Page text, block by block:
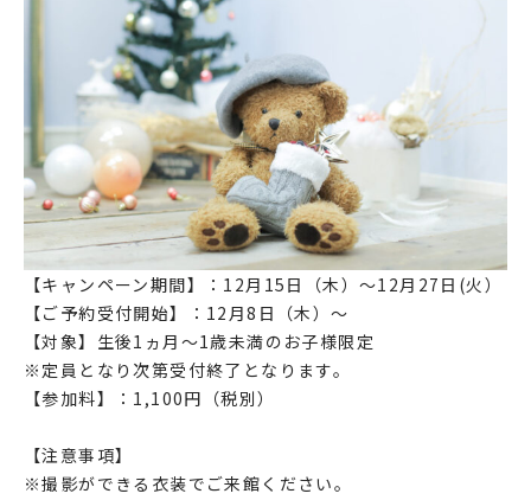
【キャンペーン期間】：12月15日（木）～12月27日(火）
【ご予約受付開始】：12月8日（木）～
【対象】生後1ヵ月～1歳未満のお子様限定
※定員となり次第受付終了となります。
【参加料】：1,100円（税別）
【注意事項】
※撮影ができる衣装でご来館ください。